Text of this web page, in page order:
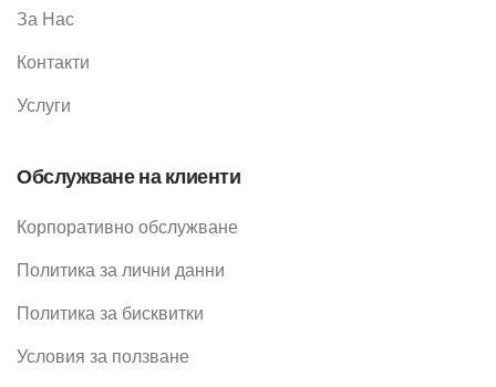
За Нас
Контакти
Услуги
Обслужване на клиенти
Корпоративно обслужване
Политика за лични данни
Политика за бисквитки
Условия за ползване